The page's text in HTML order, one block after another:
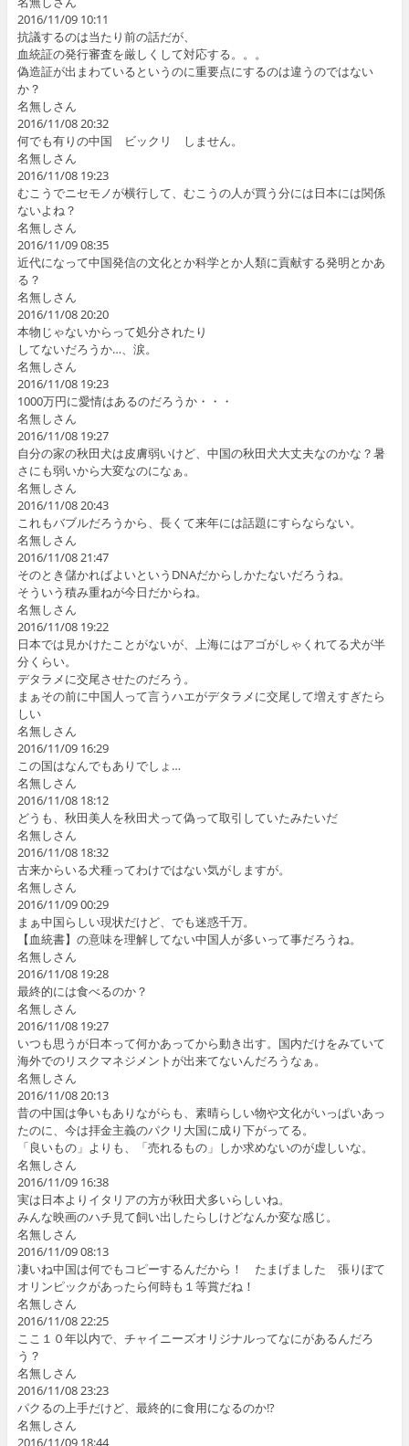
2016/11/09 10:11
抗議するのは当たり前の話だが、
血統証の発行審査を厳しくして対応する。。。
偽造証が出まわているというのに重要点にするのは違うのではない
か？
名無しさん
2016/11/08 20:32
何でも有りの中国 ビックリ しません。
名無しさん
2016/11/08 19:23
むこうでニセモノが横行して、むこうの人が買う分には日本には関係
ないよね？
名無しさん
2016/11/09 08:35
近代になって中国発信の文化とか科学とか人類に貢献する発明とかあ
る？
名無しさん
2016/11/08 20:20
本物じゃないからって処分されたり
してないだろうか…、涙。
名無しさん
2016/11/08 19:23
1000万円に愛情はあるのだろうか・・・
名無しさん
2016/11/08 19:27
自分の家の秋田犬は皮膚弱いけど、中国の秋田犬大丈夫なのかな？暑
さにも弱いから大変なのになぁ。
名無しさん
2016/11/08 20:43
これもバブルだろうから、長くて来年には話題にすらならない。
名無しさん
2016/11/08 21:47
そのとき儲かればよいというDNAだからしかたないだろうね。
そういう積み重ねが今日だからね。
名無しさん
2016/11/08 19:22
日本では見かけたことがないが、上海にはアゴがしゃくれてる犬が半
分くらい。
デタラメに交尾させたのだろう。
まぁその前に中国人って言うハエがデタラメに交尾して増えすぎたら
しい
名無しさん
2016/11/09 16:29
この国はなんでもありでしょ…
名無しさん
2016/11/08 18:12
どうも、秋田美人を秋田犬って偽って取引していたみたいだ
名無しさん
2016/11/08 18:32
古来からいる犬種ってわけではない気がしますが。
名無しさん
2016/11/09 00:29
まぁ中国らしい現状だけど、でも迷惑千万。
【血統書】の意味を理解してない中国人が多いって事だろうね。
名無しさん
2016/11/08 19:28
最終的には食べるのか？
名無しさん
2016/11/08 19:27
いつも思うが日本って何かあってから動き出す。国内だけをみていて
海外でのリスクマネジメントが出来てないんだろうなぁ。
名無しさん
2016/11/08 20:13
昔の中国は争いもありながらも、素晴らしい物や文化がいっぱいあっ
たのに、今は拝金主義のパクリ大国に成り下がってる。
「良いもの」よりも、「売れるもの」しか求めないのが虚しいな。
名無しさん
2016/11/09 16:38
実は日本よりイタリアの方が秋田犬多いらしいね。
みんな映画のハチ見て飼い出したらしけどなんか変な感じ。
名無しさん
2016/11/09 08:13
凄いね中国は何でもコピーするんだから！ たまげました 張りぼて
オリンピックがあったら何時も１等賞だね！
名無しさん
2016/11/08 22:25
ここ１０年以内で、チャイニーズオリジナルってなにがあるんだろ
う？
名無しさん
2016/11/08 23:23
パクるの上手だけど、最終的に食用になるのか!?
名無しさん
2016/11/09 18:44